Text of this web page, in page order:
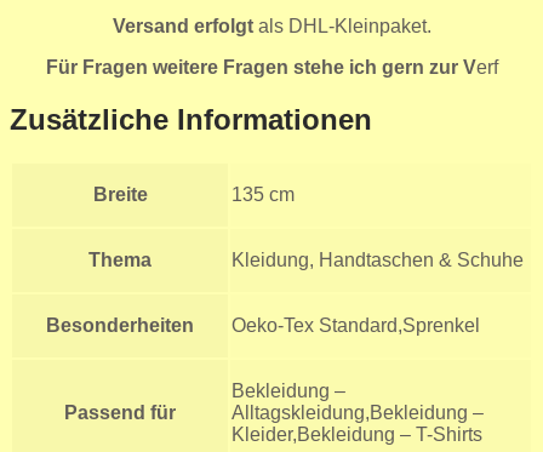
Versand erfolgt als DHL-Kleinpaket.
Für Fragen weitere Fragen stehe ich gern zur Verf
Zusätzliche Informationen
Breite 135 cm
Thema Kleidung, Handtaschen & Schuhe
Besonderheiten Oeko-Tex Standard,Sprenkel
Passend für
Bekleidung –
Alltagskleidung,Bekleidung –
Kleider,Bekleidung – T-Shirts